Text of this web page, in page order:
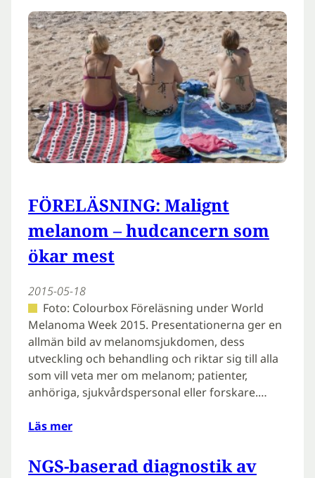
FÖRELÄSNING: Malignt
melanom – hudcancern som
ökar mest
2015-05-18
Foto: Colourbox Föreläsning under World
Melanoma Week 2015. Presentationerna ger en
allmän bild av melanomsjukdomen, dess
utveckling och behandling och riktar sig till alla
som vill veta mer om melanom; patienter,
anhöriga, sjukvårdspersonal eller forskare.…
Läs mer
NGS-baserad diagnostik av